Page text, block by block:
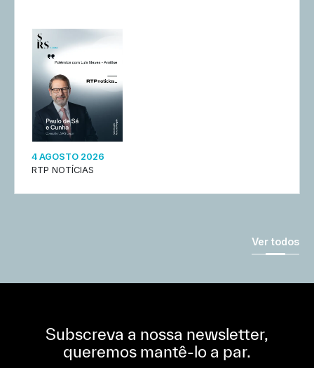
4 AGOSTO 2026
RTP NOTÍCIAS
Ver todos
Subscreva a nossa newsletter,
queremos mantê-lo a par.